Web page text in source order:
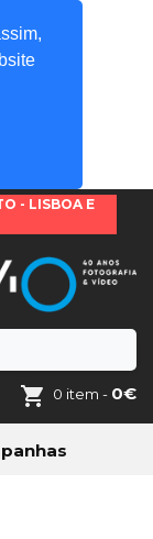
- LISBOA E
0 item - 0€